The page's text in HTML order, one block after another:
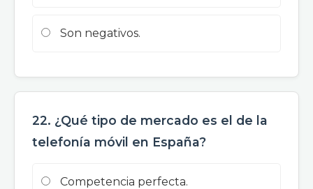
Son negativos.
22. ¿Qué tipo de mercado es el de la
telefonía móvil en España?
Competencia perfecta.